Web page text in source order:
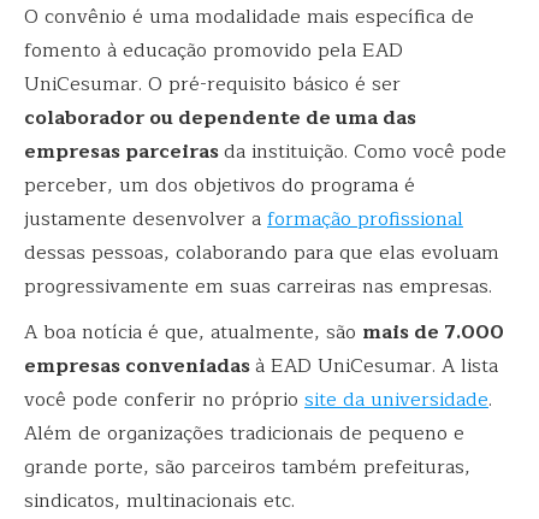
O convênio é uma modalidade mais específica de
fomento à educação promovido pela EAD
UniCesumar. O pré-requisito básico é ser
colaborador ou dependente de uma das
empresas parceirasda instituição. Como você pode
perceber, um dos objetivos do programa é
justamente desenvolver aformação profissional
dessas pessoas, colaborando para que elas evoluam
progressivamente em suas carreiras nas empresas.
A boa notícia é que, atualmente, são mais de 7.000
empresas conveniadasà EAD UniCesumar. A lista
você pode conferir no próprio site da universidade.
Além de organizações tradicionais de pequeno e
grande porte, são parceiros também prefeituras,
sindicatos, multinacionais etc.